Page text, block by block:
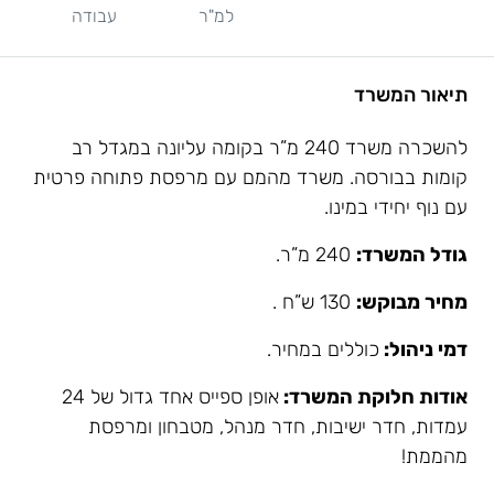
למ"ר
עבודה
תיאור המשרד
להשכרה משרד 240 מ”ר בקומה עליונה במגדל רב
קומות בבורסה. משרד מהמם עם מרפסת פתוחה פרטית
עם נוף יחידי במינו.
גודל המשרד:
מחיר מבוקש:
דמי ניהול: כוללים במחיר.
אודות חלוקת המשרד:
אופן ספייס אחד גדול של 24
עמדות, חדר ישיבות, חדר מנהל, מטבחון ומרפסת
מהממת!